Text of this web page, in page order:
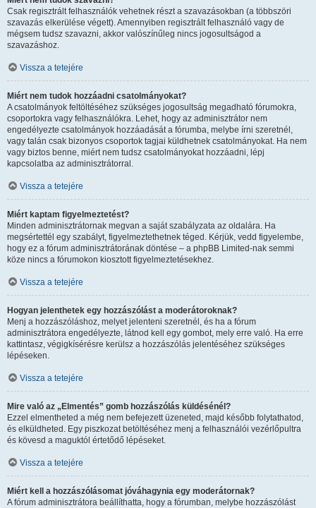
Csak regisztrált felhasználók vehetnek részt a szavazásokban (a többszöri
szavazás elkerülése végett). Amennyiben regisztrált felhasználó vagy de
mégsem tudsz szavazni, akkor valószínűleg nincs jogosultságod a
szavazáshoz.
Vissza a tetejére
Miért nem tudok hozzáadni csatolmányokat?
A csatolmányok feltöltéséhez szükséges jogosultság megadható fórumokra,
csoportokra vagy felhasználókra. Lehet, hogy az adminisztrátor nem
engedélyezte csatolmányok hozzáadását a fórumba, melybe írni szeretnél,
vagy talán csak bizonyos csoportok tagjai küldhetnek csatolmányokat. Ha nem
vagy biztos benne, miért nem tudsz csatolmányokat hozzáadni, lépj
kapcsolatba az adminisztrátorral.
Vissza a tetejére
Miért kaptam figyelmeztetést?
Minden adminisztrátornak megvan a saját szabályzata az oldalára. Ha
megsértettél egy szabályt, figyelmeztethetnek téged. Kérjük, vedd figyelembe,
hogy ez a fórum adminisztrátorának döntése – a phpBB Limited-nak semmi
köze nincs a fórumokon kiosztott figyelmeztetésekhez.
Vissza a tetejére
Hogyan jelenthetek egy hozzászólást a moderátoroknak?
Menj a hozzászóláshoz, melyet jelenteni szeretnél, és ha a fórum
adminisztrátora engedélyezte, látnod kell egy gombot, mely erre való. Ha erre
kattintasz, végigkísérésre kerülsz a hozzászólás jelentéséhez szükséges
lépéseken.
Vissza a tetejére
Mire való az „Elmentés” gomb hozzászólás küldésénél?
Ezzel elmentheted a még nem befejezett üzeneted, majd később folytathatod,
és elküldheted. Egy piszkozat betöltéséhez menj a felhasználói vezérlőpultra
és kövesd a maguktól értetődő lépéseket.
Vissza a tetejére
Miért kell a hozzászólásomat jóváhagynia egy moderátornak?
A fórum adminisztrátora beállíthatta, hogy a fórumban, melybe hozzászólást